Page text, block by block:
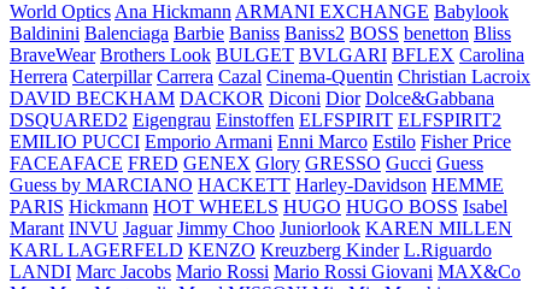
World OpticsAna HickmannARMANI EXCHANGE Babylook
Baldinini Balenciaga Barbie Baniss Baniss2 BOSS benetton Bliss
BraveWear Brothers Look BULGET BVLGARI BFLEX Carolina
Herrera Caterpillar Carrera Cazal Cinema-Quentin Christian Lacroix
DAVID BECKHAM DACKOR Diconi Dior Dolce&Gabbana
DSQUARED2 Eigengrau Einstoffen ELFSPIRIT ELFSPIRIT2
EMILIO PUCCI Emporio Armani Enni Marco Estilo Fisher Price
FACEAFACE FRED GENEX Glory GRESSO Gucci Guess
Guess by MARCIANO HACKETT Harley-Davidson HEMME
PARIS Hickmann HOT WHEELS HUGO HUGO BOSS Isabel
Marant INVU Jaguar Jimmy Choo Juniorlook KAREN MILLEN
KARL LAGERFELD KENZO Kreuzberg Kinder L.Riguardo
LANDI Marc Jacobs Mario Rossi Mario Rossi Giovani MAX&Co